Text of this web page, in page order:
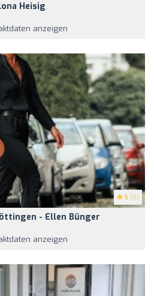
Heisig
anzeigen
5 (5)
- Ellen Bünger
anzeigen